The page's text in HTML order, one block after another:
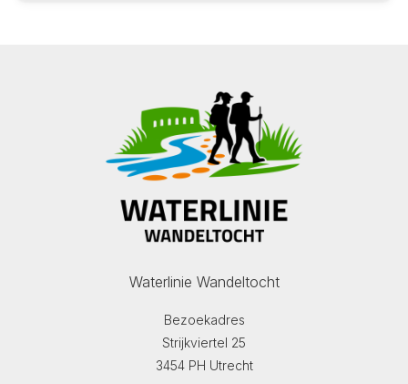
Waterlinie Wandeltocht
Bezoekadres
Strijkviertel 25
3454 PH Utrecht